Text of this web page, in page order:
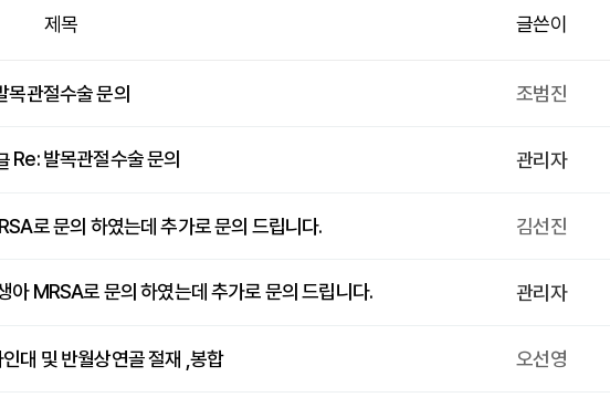
제목 글쓴이
목관절수술 문의 조범진
Re: 발목관절수술 문의 관리자
로 문의 하였는데 추가로 문의 드립니다. 김선진
아 MRSA로 문의 하였는데 추가로 문의 드립니다. 관리자
대 및 반월상연골 절재 ,봉합 오선영